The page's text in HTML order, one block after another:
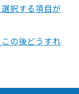
択する項目が
の後どうすれ